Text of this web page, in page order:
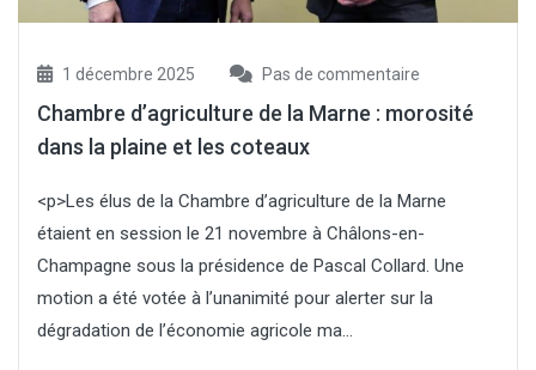
1 décembre 2025 Pas de commentaire
Chambre d’agriculture de la Marne : morosité
dans la plaine et les coteaux
<p>Les élus de la Chambre d’agriculture de la Marne
étaient en session le 21 novembre à Châlons-en-
Champagne sous la présidence de Pascal Collard. Une
motion a été votée à l’unanimité pour alerter sur la
dégradation de l’économie agricole ma...